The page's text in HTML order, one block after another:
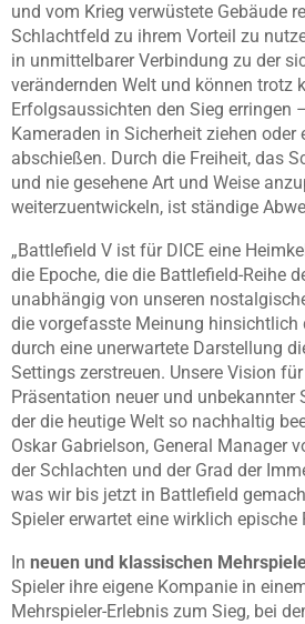
und vom Krieg verwüstete Gebäude
Schlachtfeld zu ihrem Vorteil zu
in unmittelbarer Verbindung zu der
verändernden Welt und können trotz
Erfolgsaussichten den Sieg erringen
Kameraden in Sicherheit ziehen
abschießen. Durch die Freiheit, das
und nie gesehene Art und Weise
weiterzuentwickeln, ist ständige
„Battlefield V ist für DICE eine
die Epoche, die die Battlefield-Reihe
unabhängig von unseren
die vorgefasste Meinung hinsichtlich
durch eine unerwartete Darstellung
Settings zerstreuen. Unsere Vision
Präsentation neuer und unbekannter
der die heutige Welt so nachhaltig
Oskar Gabrielson, General Manager
der Schlachten und der Grad der
was wir bis jetzt in Battlefield
Spieler erwartet eine wirklich epische
In neuen und klassischen
Spieler ihre eigene Kompanie in
Mehrspieler-Erlebnis zum Sieg, bei